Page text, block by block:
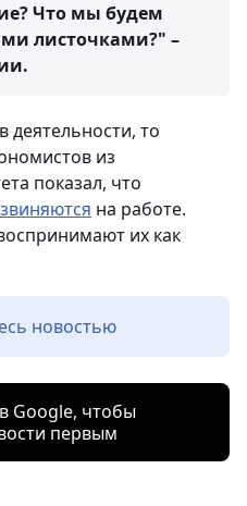
Что мы будем
листочками?" –
деятельности, то
из
показал, что
на работе.
их как
новостью
Google, чтобы
первым